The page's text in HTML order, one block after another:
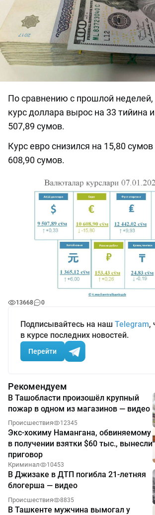
По сравнению с прошлой
курс доллара вырос на 33 тийина
507,89 сумов.
Курс евро снизился на 15,80 сумов
608,90 сумов.
13668 0
Подписывайтесь на наш Telegram,
в курсе последних новостей.
Перейти
Рекомендуем
В Ташобласти произошёл крупный
пожар в одном из магазинов — видео
Происшествия 12345
Экс-хокиму Намангана, обвиняемому
в получении взятки $60 тыс., вынесли
приговор
Криминал 10453
В Джизаке в ДТП погибла 21-летняя
блогерша — видео
Происшествия 8835
В Ташкенте мужчина вымогал у